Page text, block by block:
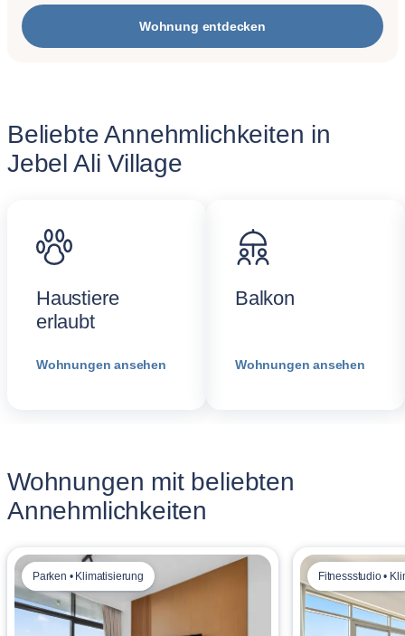
Wohnung entdecken
Beliebte Annehmlichkeiten in
Jebel Ali Village
Haustiere
erlaubt
Wohnungen ansehen
Balkon
Wohnungen ansehen
Wohnungen mit beliebten
Annehmlichkeiten
Parken • Klimatisierung Fitnessstudio •